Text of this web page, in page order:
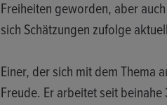
Freiheiten geworden, aber
sich Schätzungen zufolge
Einer, der sich mit dem Thema
Freude. Er arbeitet seit